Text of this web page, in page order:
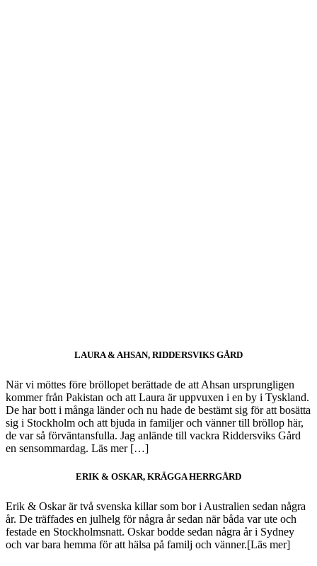
LAURA & AHSAN, RIDDERSVIKS GÅRD
När vi möttes före bröllopet berättade de att Ahsan ursprungligen
kommer från Pakistan och att Laura är uppvuxen i en by i Tyskland.
De har bott i många länder och nu hade de bestämt sig för att bosätta
sig i Stockholm och att bjuda in familjer och vänner till bröllop här,
de var så förväntansfulla. Jag anlände till vackra Riddersviks Gård
en sensommardag. Läs mer […]
ERIK & OSKAR, KRÄGGA HERRGÅRD
Erik & Oskar är två svenska killar som bor i Australien sedan några
år. De träffades en julhelg för några år sedan när båda var ute och
festade en Stockholmsnatt. Oskar bodde sedan några år i Sydney
och var bara hemma för att hälsa på familj och vänner.[Läs mer]